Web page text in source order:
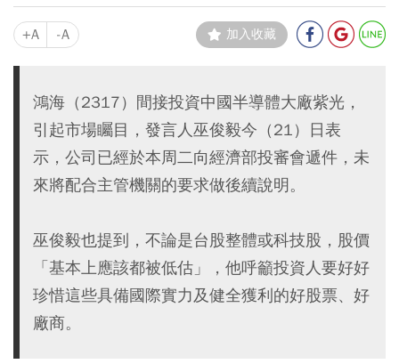
+A -A 加入收藏
鴻海（2317）間接投資中國半導體大廠紫光，
引起市場矚目，發言人巫俊毅今（21）日表
示，公司已經於本周二向經濟部投審會遞件，未
來將配合主管機關的要求做後續說明。
巫俊毅也提到，不論是台股整體或科技股，股價
「基本上應該都被低估」，他呼籲投資人要好好
珍惜這些具備國際實力及健全獲利的好股票、好
廠商。